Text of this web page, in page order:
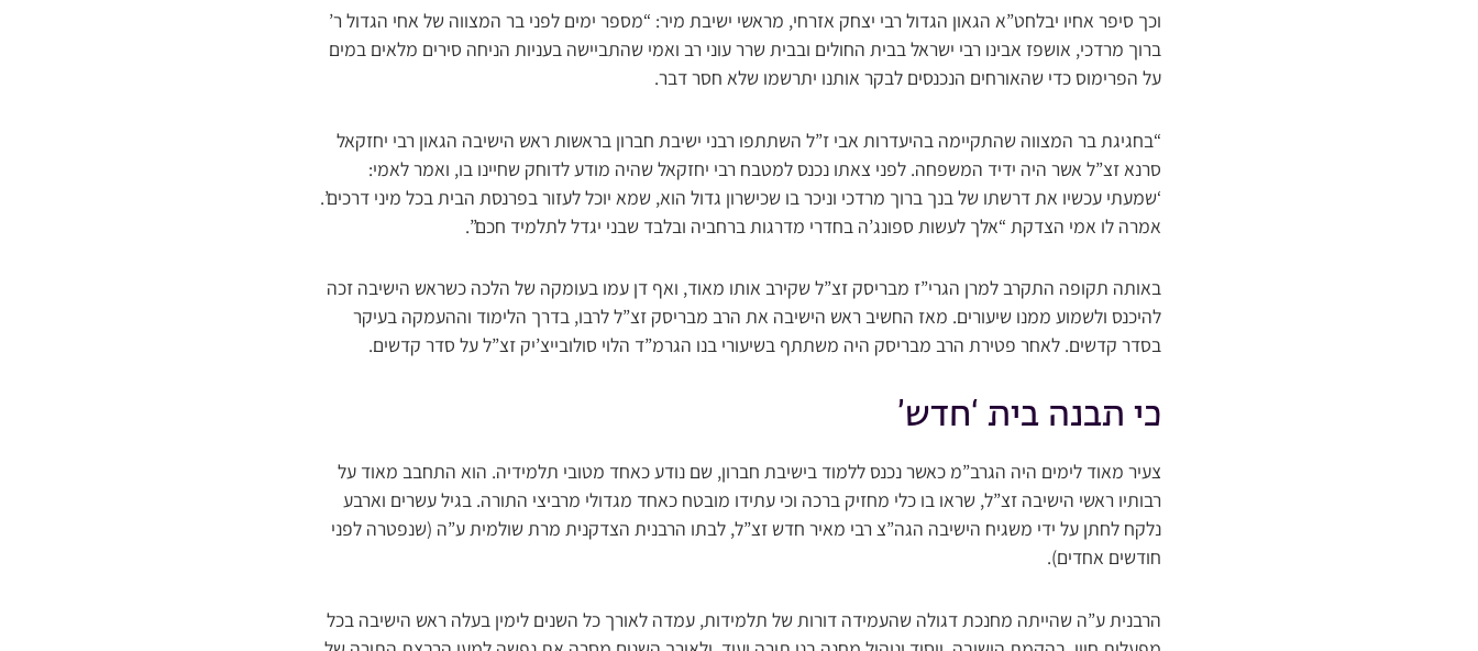
וכך סיפר אחיו יבלחט”א הגאון הגדול רבי יצחק אזרחי, מראשי ישיבת מיר: “מספר ימים לפני בר המצווה של אחי הגדול ר’
ברוך מרדכי, אושפז אבינו רבי ישראל בבית החולים ובבית שרר עוני רב ואמי שהתביישה בעניות הניחה סירים מלאים במים
על הפרימוס כדי שהאורחים הנכנסים לבקר אותנו יתרשמו שלא חסר דבר.
“בחגיגת בר המצווה שהתקיימה בהיעדרות אבי ז”ל השתתפו רבני ישיבת חברון בראשות ראש הישיבה הגאון רבי יחזקאל
סרנא זצ”ל אשר היה ידיד המשפחה. לפני צאתו נכנס למטבח רבי יחזקאל שהיה מודע לדוחק שחיינו בו, ואמר לאמי:
‘שמעתי עכשיו את דרשתו של בנך ברוך מרדכי וניכר בו שכישרון גדול הוא, שמא יוכל לעזור בפרנסת הבית בכל מיני דרכים’.
אמרה לו אמי הצדקת “אלך לעשות ספונג’ה בחדרי מדרגות ברחביה ובלבד שבני יגדל לתלמיד חכם”.
באותה תקופה התקרב למרן הגרי”ז מבריסק זצ”ל שקירב אותו מאוד, ואף דן עמו בעומקה של הלכה כשראש הישיבה זכה
להיכנס ולשמוע ממנו שיעורים. מאז החשיב ראש הישיבה את הרב מבריסק זצ”ל לרבו, בדרך הלימוד וההעמקה בעיקר
בסדר קדשים. לאחר פטירת הרב מבריסק היה משתתף בשיעורי בנו הגרמ”ד הלוי סולובייצ’יק זצ”ל על סדר קדשים.
כי תבנה בית ‘חדש’
צעיר מאוד לימים היה הגרב”מ כאשר נכנס ללמוד בישיבת חברון, שם נודע כאחד מטובי תלמידיה. הוא התחבב מאוד על
רבותיו ראשי הישיבה זצ”ל, שראו בו כלי מחזיק ברכה וכי עתידו מובטח כאחד מגדולי מרביצי התורה. בגיל עשרים וארבע
נלקח לחתן על ידי משגיח הישיבה הגה”צ רבי מאיר חדש זצ”ל, לבתו הרבנית הצדקנית מרת שולמית ע”ה (שנפטרה לפני
חודשים אחדים).
הרבנית ע”ה שהייתה מחנכת דגולה שהעמידה דורות של תלמידות, עמדה לאורך כל השנים לימין בעלה ראש הישיבה בכל